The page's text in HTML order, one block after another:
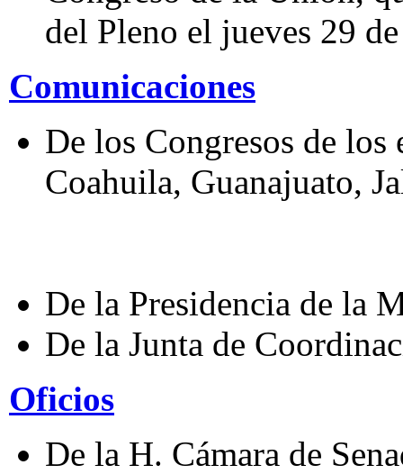
del Pleno el jueves 29
Comunicaciones
De los Congresos de los
Coahuila, Guanajuato,
De la Presidencia de la
De la Junta de
Oficios
De la H. Cámara de